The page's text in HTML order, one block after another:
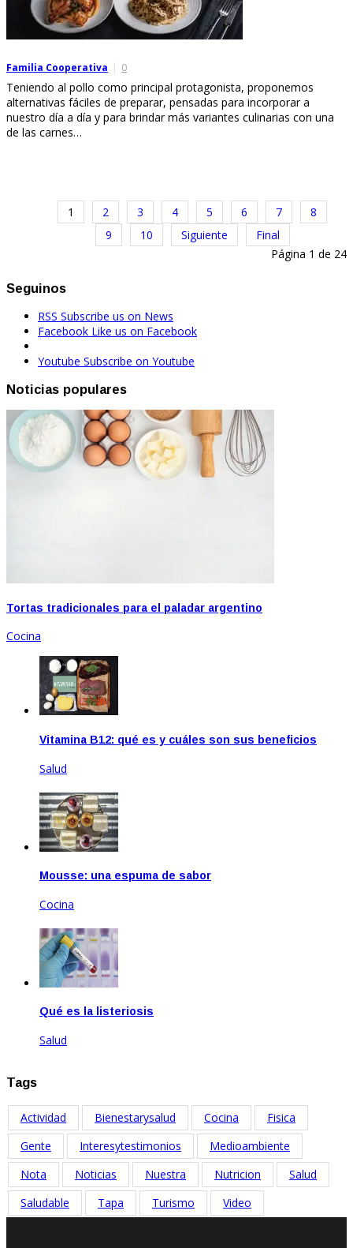
Familia Cooperativa 0
Teniendo al pollo como principal protagonista, proponemos
alternativas fáciles de preparar, pensadas para incorporar a
nuestro día a día y para brindar más variantes culinarias con una
de las carnes…
1 2 3 4 5 6 7
8
9
10 Siguiente
Final
Página 1 de 24
Seguinos
RSS Subscribe us on News
Facebook Like us on Facebook
Youtube Subscribe on Youtube
Noticias populares
Tortas tradicionales para el paladar argentino
Cocina
Vitamina B12: qué es y cuáles son sus beneficios
Salud
Mousse: una espuma de sabor
Cocina
Qué es la listeriosis
Salud
Tags
Actividad Bienestarysalud Cocina
Fisica
Gente
Interesytestimonios
Medioambiente
Nota
Noticias Nuestra Nutricion
Salud
Saludable
Tapa Turismo Video